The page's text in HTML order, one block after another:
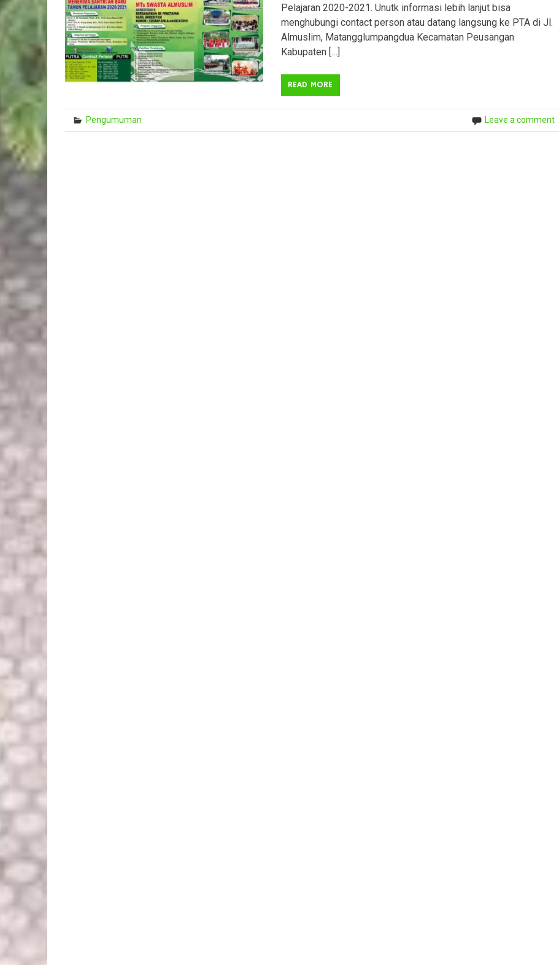
Pelajaran 2020-2021. Unutk informasi lebih lanjut bisa
menghubungi contact person atau datang langsung ke PTA di Jl.
Almuslim, Matangglumpangdua Kecamatan Peusangan
Kabupaten […]
READ MORE
Pengumuman Leave a comment